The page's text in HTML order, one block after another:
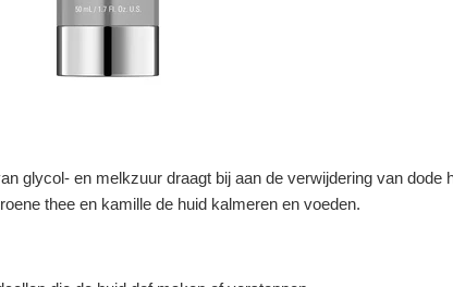
glycol- en melkzuur draagt bij aan de verwijdering van dode
thee en kamille de huid kalmeren en voeden.